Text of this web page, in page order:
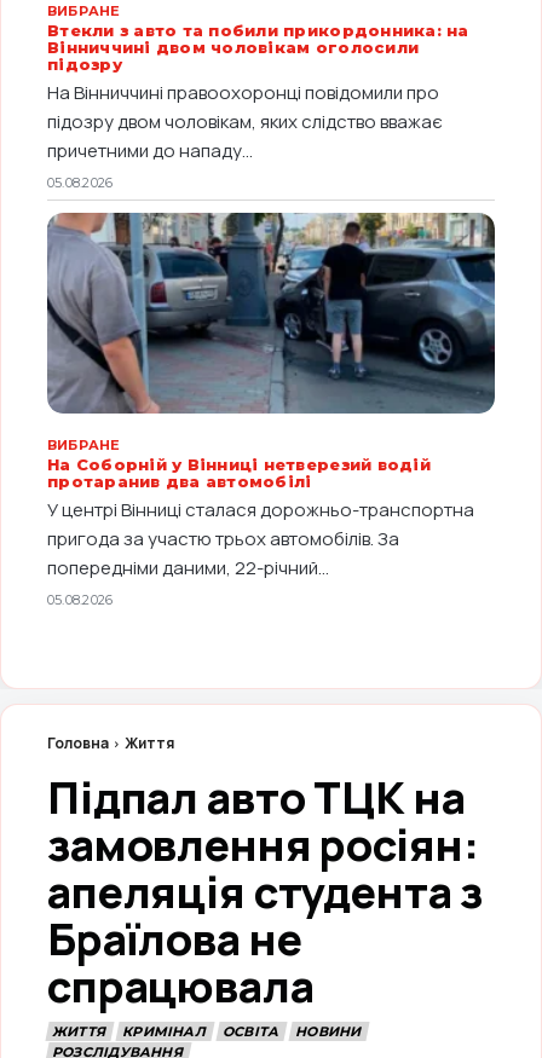
ВИБРАНЕ
Втекли з авто та побили прикордонника: на
Вінниччині двом чоловікам оголосили
підозру
На Вінниччині правоохоронці повідомили про
підозру двом чоловікам, яких слідство вважає
причетними до нападу...
05.08.2026
ВИБРАНЕ
На Соборній у Вінниці нетверезий водій
протаранив два автомобілі
У центрі Вінниці сталася дорожньо-транспортна
пригода за участю трьох автомобілів. За
попередніми даними, 22-річний...
05.08.2026